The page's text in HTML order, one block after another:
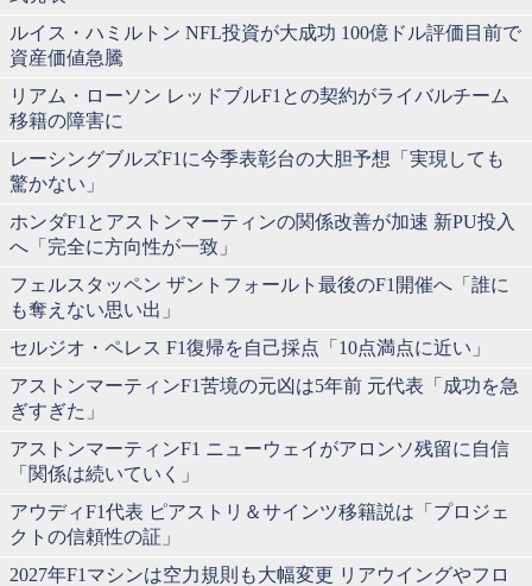
ルイス・ハミルトン NFL投資が大成功 100億ドル評価目前で
資産価値急騰
リアム・ローソン レッドブルF1との契約がライバルチーム
移籍の障害に
レーシングブルズF1に今季表彰台の大胆予想「実現しても
驚かない」
ホンダF1とアストンマーティンの関係改善が加速 新PU投入
へ「完全に方向性が一致」
フェルスタッペン ザントフォールト最後のF1開催へ「誰に
も奪えない思い出」
セルジオ・ペレス F1復帰を自己採点「10点満点に近い」
アストンマーティンF1苦境の元凶は5年前 元代表「成功を急
ぎすぎた」
アストンマーティンF1 ニューウェイがアロンソ残留に自信
「関係は続いていく」
アウディF1代表 ピアストリ＆サインツ移籍説は「プロジェ
クトの信頼性の証」
2027年F1マシンは空力規則も大幅変更 リアウイングやフロ